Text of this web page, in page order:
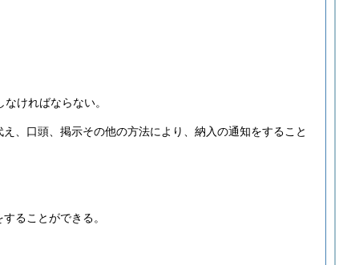
ければならない。
、口頭、掲示その他の方法により、納入の通知をすること
ることができる。